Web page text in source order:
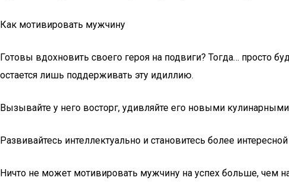
Как мотивировать мужчину
Готовы вдохновить своего героя на подвиги? Тогда… просто
остается лишь поддерживать эту идиллию.
Вызывайте у него восторг, удивляйте его новыми
Развивайтесь интеллектуально и становитесь более
Ничто не может мотивировать мужчину на успех больше, чем